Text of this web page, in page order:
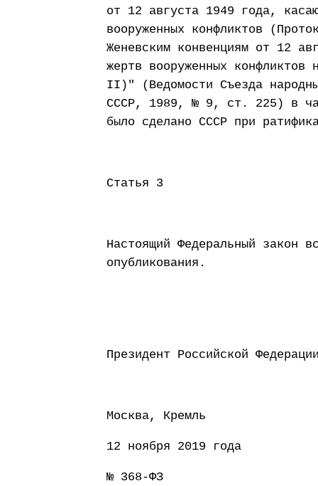
от 12 августа 1949 года,
вооруженных конфликтов
Женевским конвенциям от 12
жертв вооруженных конфликтов
II)" (Ведомости Съезда
СССР, 1989, № 9, ст. 225) в
было сделано СССР при
Статья 3
Настоящий Федеральный закон
опубликования.
Президент
Москва, Кремль
12 ноября 2019 года
№ 368-ФЗ